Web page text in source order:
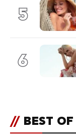
5
6
// BEST